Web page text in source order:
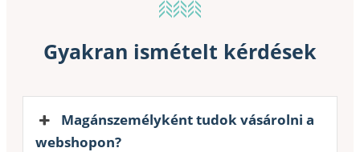
Gyakran ismételt kérdések
Magánszemélyként tudok vásárolni a
webshopon?